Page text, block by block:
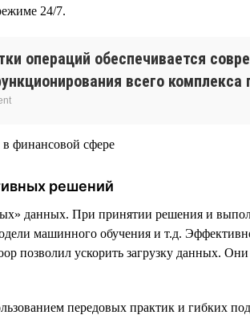
24/7.
операций обеспечивается
всего комплекса
решений
данных. При принятии решения и
машинного обучения и т.д.
позволил ускорить загрузку данных.
передовых практик и